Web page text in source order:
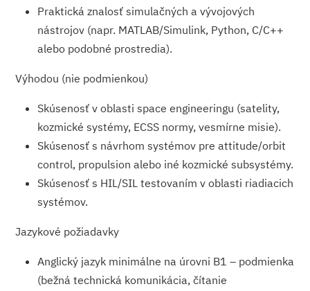
Praktická znalosť simulačných a vývojových
nástrojov (napr. MATLAB/Simulink, Python, C/C++
alebo podobné prostredia).
Výhodou (nie podmienkou)
Skúsenosť v oblasti space engineeringu (satelity,
kozmické systémy, ECSS normy, vesmírne misie).
Skúsenosť s návrhom systémov pre attitude/orbit
control, propulsion alebo iné kozmické subsystémy.
Skúsenosť s HIL/SIL testovaním v oblasti riadiacich
systémov.
Jazykové požiadavky
Anglický jazyk minimálne na úrovni B1 – podmienka
(bežná technická komunikácia, čítanie